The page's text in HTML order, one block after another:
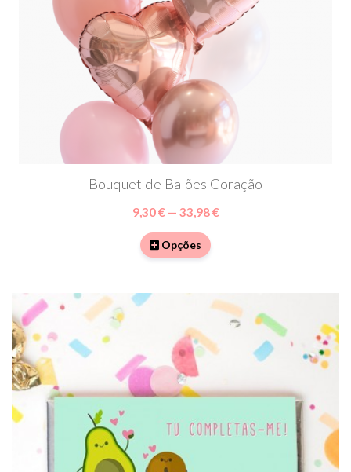
Bouquet de Balões Coração
9,30 € — 33,98 €
Opções